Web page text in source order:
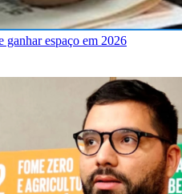
ganhar espaço em 2026